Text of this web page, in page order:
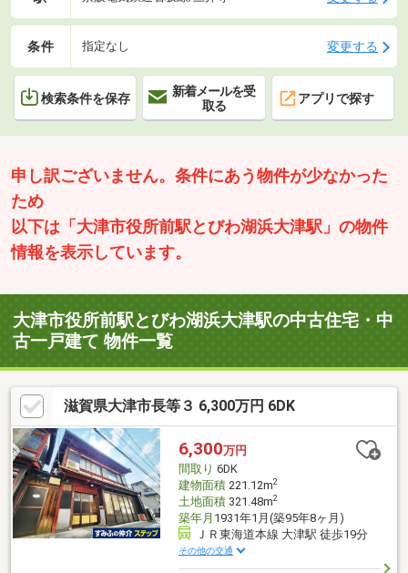
条件 指定なし 変更する
検索条件を保存
新着メールを受
取る
アプリで探す
申し訳ございません。条件にあう物件が少なかった
ため
以下は「大津市役所前駅とびわ湖浜大津駅」の物件
情報を表示しています。
大津市役所前駅とびわ湖浜大津駅の中古住宅・中
古一戸建て 物件一覧
滋賀県大津市長等３ 6,300万円 6DK
6,300万円
間取り 6DK
建物面積221.12m2
土地面積321.48m2
築年月 1931年1月(築95年8ヶ月)
ＪＲ東海道本線 大津駅 徒歩19分
その他の交通